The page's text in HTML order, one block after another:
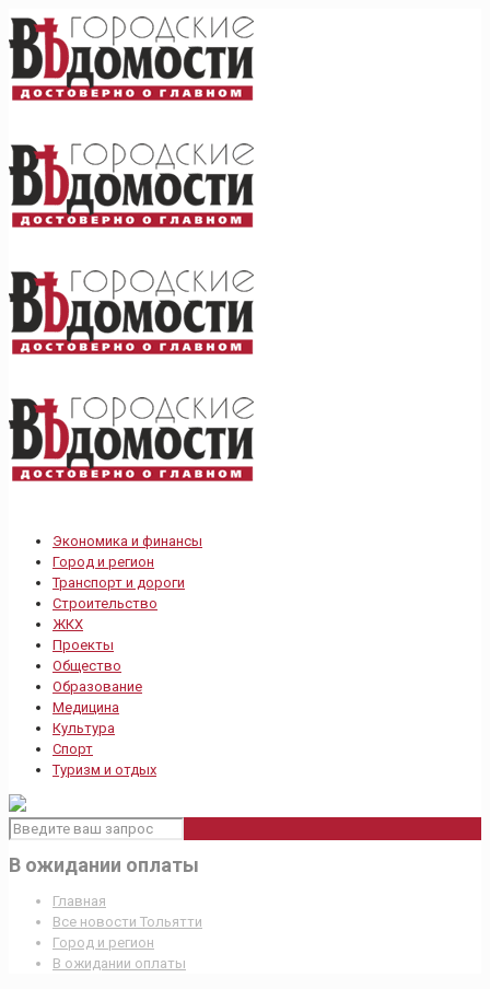
Экономика и финансы
Город и регион
Транспорт и дороги
Строительство
ЖКХ
Проекты
Общество
Образование
Медицина
Культура
Спорт
Туризм и отдых
В ожидании оплаты
Главная
Все новости Тольятти
Город и регион
В ожидании оплаты